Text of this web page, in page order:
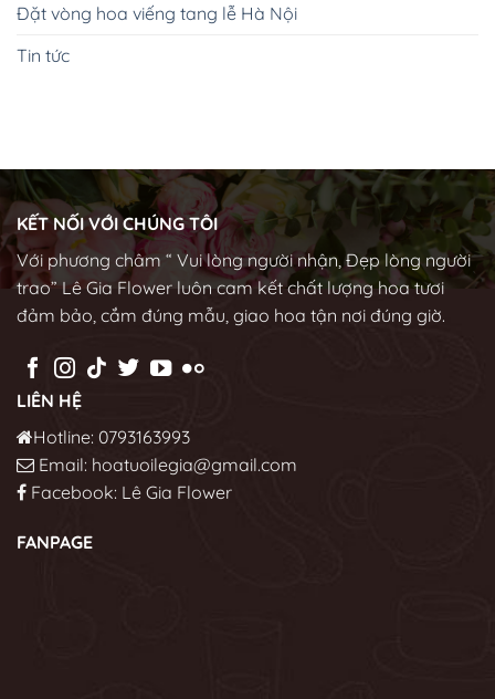
Đặt vòng hoa viếng tang lễ Hà Nội
Tin tức
KẾT NỐI VỚI CHÚNG TÔI
Với phương châm “ Vui lòng người nhận, Đẹp lòng người
trao” Lê Gia Flower luôn cam kết chất lượng hoa tươi
đảm bảo, cắm đúng mẫu, giao hoa tận nơi đúng giờ.
LIÊN HỆ
Hotline: 0793163993
Email: hoatuoilegia@gmail.com
Facebook: Lê Gia Flower
FANPAGE